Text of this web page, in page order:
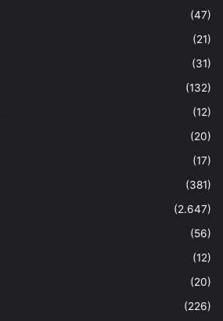
(47)
(21)
(31)
(132)
(12)
(20)
(17)
(381)
(2.647)
(56)
(12)
(20)
(226)